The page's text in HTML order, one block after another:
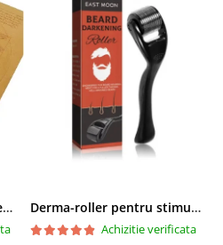
Poster roluit din hartie Leonardo Da Vinci, Vitruvian Man, vintage, 51x35 cm Derma-roller pentru stimularea cresterii parului, scalp si barba, Beard Roller
Achizitie verificata